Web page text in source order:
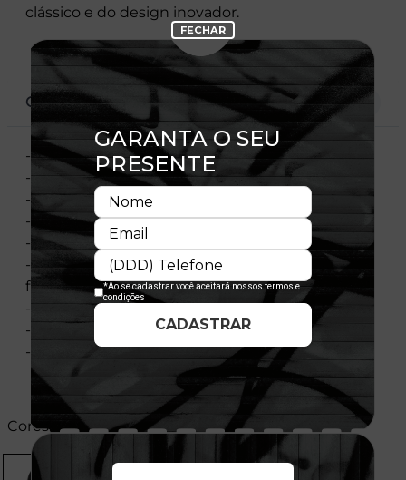
clássico e do design inovador.
CARACTERÍSTICAS
- Modelo Ajustável
- Aba curva
- Copa frontal estruturada
- Painel frontal único
- Flag bordada no lado esquerdo
- Logotipo do Detroit Tigers com morcegos na
frente
- Importado
- Licença Oficial
- Composição:100% Poliéster
Cores: